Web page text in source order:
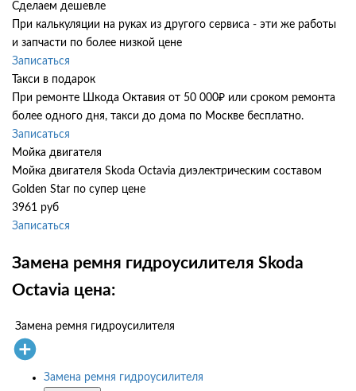
Сделаем дешевле
При калькуляции на руках из другого сервиса - эти же работы
и запчасти по более низкой цене
Записаться
Такси в подарок
При ремонте Шкода Октавия от 50 000₽ или сроком ремонта
более одного дня, такси до дома по Москве бесплатно.
Записаться
Мойка двигателя
Мойка двигателя Skoda Octavia диэлектрическим составом
Golden Star по супер цене
3961 руб
Записаться
Замена ремня гидроусилителя Skoda
Octavia цена:
Замена ремня гидроусилителя
Замена ремня гидроусилителя